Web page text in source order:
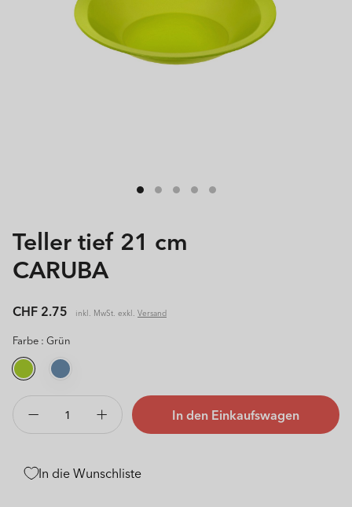
Teller tief 21 cm
CARUBA
Normaler
Preis
CHF 2.75 inkl. MwSt. exkl. Versand
Farbe : Grün
Verringere
die
für
Erhöhe
die
für
In den Einkaufswagen
In die Wunschliste